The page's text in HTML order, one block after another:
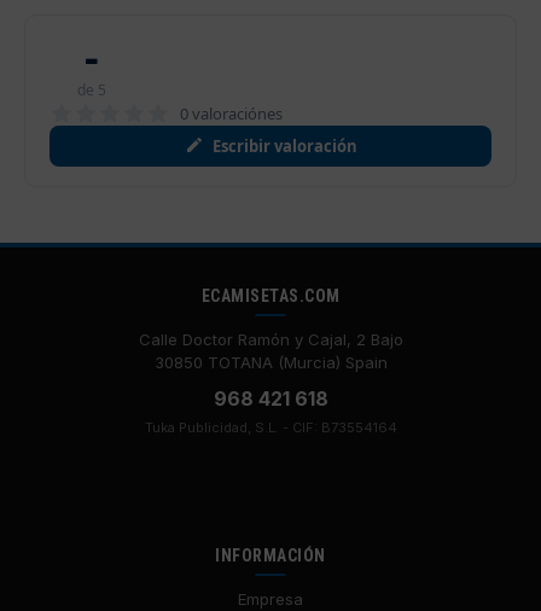
-
de 5
0 valoraciónes
Escribir valoración
ECAMISETAS.COM
Calle Doctor Ramón y Cajal, 2 Bajo
30850 TOTANA (Murcia) Spain
968 421 618
Tuka Publicidad, S.L. - CIF: B73554164
INFORMACIÓN
Empresa